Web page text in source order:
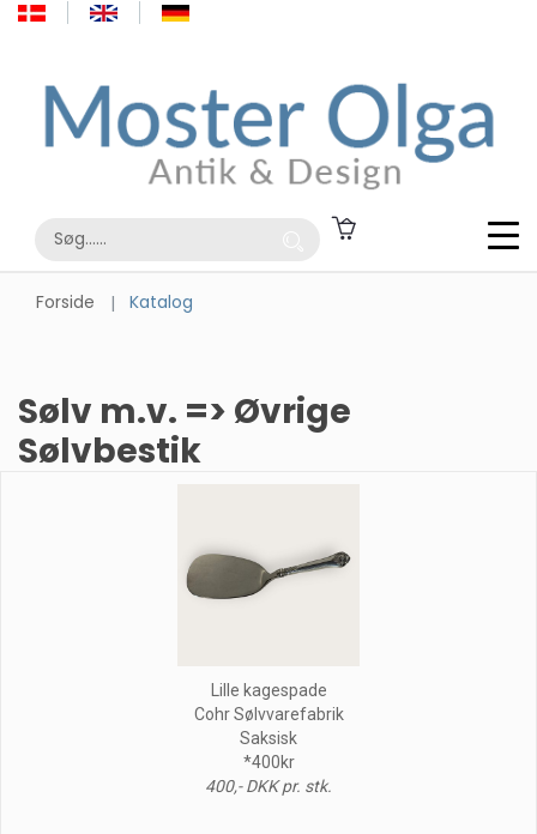
Forside Katalog
Sølv m.v. => Øvrige
Sølvbestik
Lille kagespade
Cohr Sølvvarefabrik
Saksisk
*400kr
400,- DKK pr. stk.